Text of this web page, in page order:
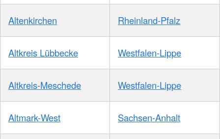
Altenkirchen Rheinland-Pfalz
Altkreis Lübbecke Westfalen-Lippe
Altkreis-Meschede Westfalen-Lippe
Altmark-West Sachsen-Anhalt